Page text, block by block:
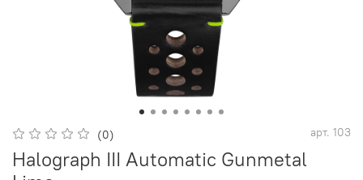
(0) арт. 103
Halograph III Automatic Gunmetal